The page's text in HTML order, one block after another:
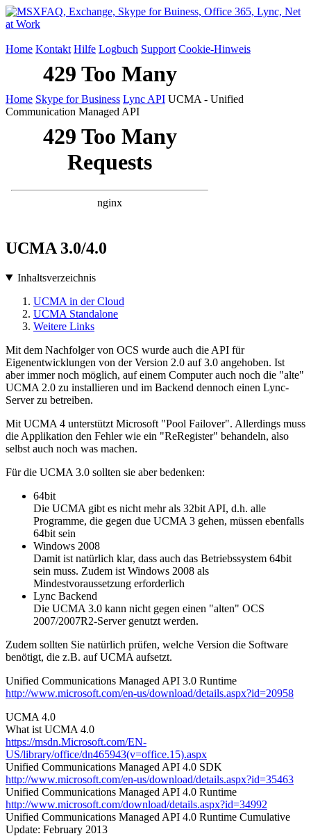
Home Kontakt Hilfe Logbuch Support Cookie-Hinweis
Home Skype for Business Lync API UCMA - Unified
Communication Managed API
UCMA 3.0/4.0
Inhaltsverzeichnis
UCMA in der Cloud
UCMA Standalone
Weitere Links
Mit dem Nachfolger von OCS wurde auch die API für
Eigenentwicklungen von der Version 2.0 auf 3.0 angehoben. Ist
aber immer noch möglich, auf einem Computer auch noch die "alte"
UCMA 2.0 zu installieren und im Backend dennoch einen Lync-
Server zu betreiben.
Mit UCMA 4 unterstützt Microsoft "Pool Failover". Allerdings muss
die Applikation den Fehler wie ein "ReRegister" behandeln, also
selbst auch noch was machen.
Für die UCMA 3.0 sollten sie aber bedenken:
64bit
Die UCMA gibt es nicht mehr als 32bit API, d.h. alle
Programme, die gegen due UCMA 3 gehen, müssen ebenfalls
64bit sein
Windows 2008
Damit ist natürlich klar, dass auch das Betriebssystem 64bit
sein muss. Zudem ist Windows 2008 als
Mindestvoraussetzung erforderlich
Lync Backend
Die UCMA 3.0 kann nicht gegen einen "alten" OCS
2007/2007R2-Server genutzt werden.
Zudem sollten Sie natürlich prüfen, welche Version die Software
benötigt, die z.B. auf UCMA aufsetzt.
Unified Communications Managed API 3.0 Runtime
http://www.microsoft.com/en-us/download/details.aspx?id=20958
UCMA 4.0
What ist UCMA 4.0
https://msdn.Microsoft.com/EN-
US/library/office/dn465943(v=office.15).aspx
Unified Communications Managed API 4.0 SDK
http://www.microsoft.com/en-us/download/details.aspx?id=35463
Unified Communications Managed API 4.0 Runtime
http://www.microsoft.com/download/details.aspx?id=34992
Unified Communications Managed API 4.0 Runtime Cumulative
Update: February 2013